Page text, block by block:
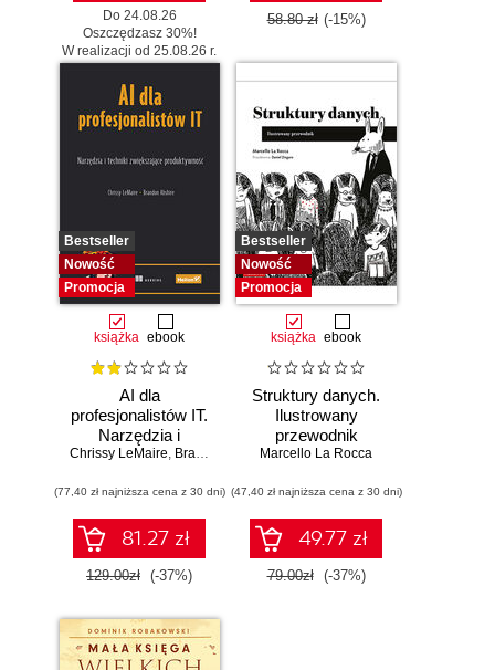
Do 24.08.26
Oszczędzasz 30%!
W realizacji od 25.08.26 r.
58.80 zł (-15%)
Bestseller
Nowość
Promocja
książka ebook
AI dla
profesjonalistów IT.
Narzędzia i
techniki
produktywność
Chrissy LeMaire, Brandon Abshire
(77,40 zł najniższa cena z 30 dni)
81.27 zł
129.00zł (-37%)
Bestseller
Nowość
Promocja
książka ebook
Struktury danych.
Ilustrowany
przewodnik
Marcello La Rocca
(47,40 zł najniższa cena z 30 dni)
49.77 zł
79.00zł (-37%)